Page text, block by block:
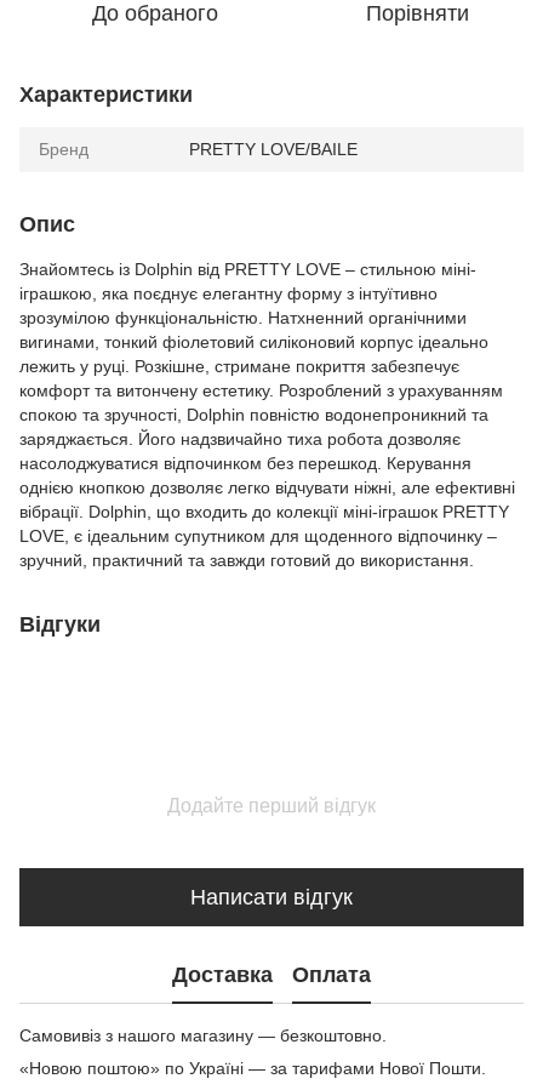
До обраного Порівняти
Характеристики
Бренд PRETTY LOVE/BAILE
Опис
Знайомтесь із Dolphin від PRETTY LOVE – стильною міні-
іграшкою, яка поєднує елегантну форму з інтуїтивно
зрозумілою функціональністю. Натхненний органічними
вигинами, тонкий фіолетовий силіконовий корпус ідеально
лежить у руці. Розкішне, стримане покриття забезпечує
комфорт та витончену естетику. Розроблений з урахуванням
спокою та зручності, Dolphin повністю водонепроникний та
заряджається. Його надзвичайно тиха робота дозволяє
насолоджуватися відпочинком без перешкод. Керування
однією кнопкою дозволяє легко відчувати ніжні, але ефективні
вібрації. Dolphin, що входить до колекції міні-іграшок PRETTY
LOVE, є ідеальним супутником для щоденного відпочинку –
зручний, практичний та завжди готовий до використання.
Відгуки
Додайте перший відгук
Написати відгук
Доставка Оплата
Самовивіз з нашого магазину — безкоштовно.
«Новою поштою» по Україні — за тарифами Нової Пошти.